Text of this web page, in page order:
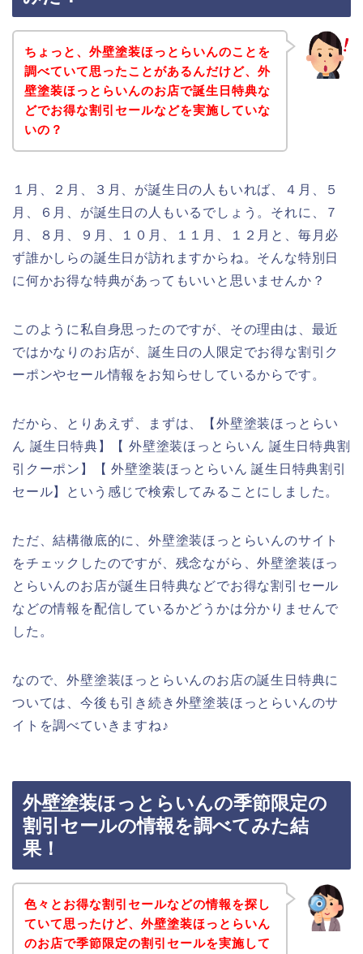
ちょっと、外壁塗装ほっとらいんのことを
調べていて思ったことがあるんだけど、外
壁塗装ほっとらいんのお店で誕生日特典な
どでお得な割引セールなどを実施していな
いの？
１月、２月、３月、が誕生日の人もいれば、４月、５
月、６月、が誕生日の人もいるでしょう。それに、７
月、８月、９月、１０月、１１月、１２月と、毎月必
ず誰かしらの誕生日が訪れますからね。そんな特別日
に何かお得な特典があってもいいと思いませんか？
このように私自身思ったのですが、その理由は、最近
ではかなりのお店が、誕生日の人限定でお得な割引ク
ーポンやセール情報をお知らせしているからです。
だから、とりあえず、まずは、【外壁塗装ほっとらい
ん 誕生日特典】【 外壁塗装ほっとらいん 誕生日特典割
引クーポン】【 外壁塗装ほっとらいん 誕生日特典割引
セール】という感じで検索してみることにしました。
ただ、結構徹底的に、外壁塗装ほっとらいんのサイト
をチェックしたのですが、残念ながら、外壁塗装ほっ
とらいんのお店が誕生日特典などでお得な割引セール
などの情報を配信しているかどうかは分かりませんで
した。
なので、外壁塗装ほっとらいんのお店の誕生日特典に
ついては、今後も引き続き外壁塗装ほっとらいんのサ
イトを調べていきますね♪
外壁塗装ほっとらいんの季節限定の
割引セールの情報を調べてみた結
果！
色々とお得な割引セールなどの情報を探し
ていて思ったけど、外壁塗装ほっとらいん
のお店で季節限定の割引セールを実施して